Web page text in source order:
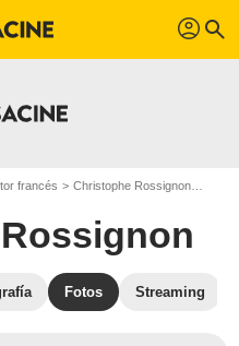
profil search
francés Christophe Rossignon
Fotos Streaming